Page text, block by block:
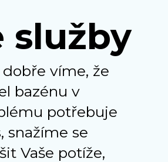
služby
víme, že
bazénu v
potřebuje
snažíme se
Vaše potíže,